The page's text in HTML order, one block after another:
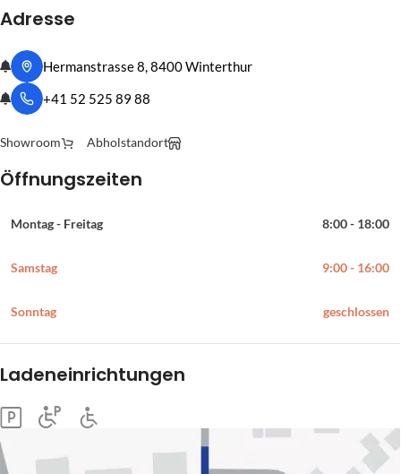
Smart-cam GmbH
Adresse
Hermanstrasse 8, 8400 Winterthur
+41 52 525 89 88
Showroom Abholstandort
Öffnungszeiten
Montag - Freitag 8:00 - 18:00
Samstag 9:00 - 16:00
Sonntag geschlossen
Ladeneinrichtungen